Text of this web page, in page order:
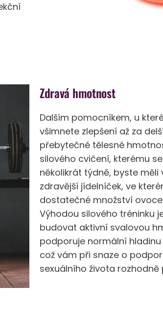
Zdravá hmotnost
Dalším pomocníkem, u
všimnete zlepšení až za
přebytečné tělesné
silového cvičení, kterému
několikrát týdně, byste měli
zdravější jídelníček, ve
dostatečné množství ovoce
Výhodou silového tréninku
budovat aktivní svalovou
podporuje normální
což vám při snaze o
sexuálního života rozhodně